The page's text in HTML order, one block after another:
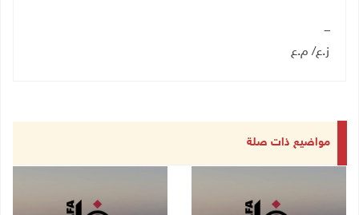
ـــ
ز.ع/ م.ع
مواضيع ذات صلة